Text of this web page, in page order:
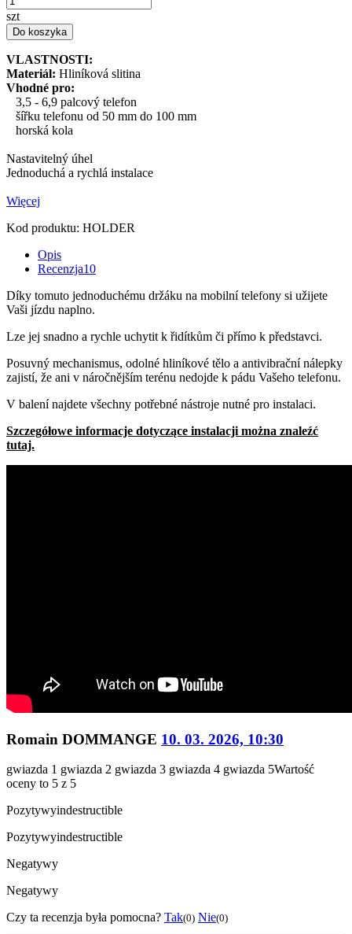
szt
Do koszyka
VLASTNOSTI:
Materiál: Hliníková slitina
Vhodné pro:
3,5 - 6,9 palcový telefon
šířku telefonu od 50 mm do 100 mm
horská kola
Nastavitelný úhel
Jednoduchá a rychlá instalace
Więcej
Kod produktu: HOLDER
Opis
Recenzja10
Díky tomuto jednoduchému držáku na mobilní telefony si užijete
Vaši jízdu naplno.
Lze jej snadno a rychle uchytit k řidítkům či přímo k představci.
Posuvný mechanismus, odolné hliníkové tělo a antivibrační nálepky
zajistí, že ani v náročnějším terénu nedojde k pádu Vašeho telefonu.
V balení najdete všechny potřebné nástroje nutné pro instalaci.
Szczegółowe informacje dotyczące instalacji można znaleźć
tutaj.
Romain DOMMANGE 10. 03. 2026, 10:30
gwiazda 1 gwiazda 2 gwiazda 3 gwiazda 4 gwiazda 5Wartość
oceny to 5 z 5
Pozytywyindestructible
Pozytywyindestructible
Negatywy
Negatywy
Czy ta recenzja była pomocna? Tak(0) Nie(0)